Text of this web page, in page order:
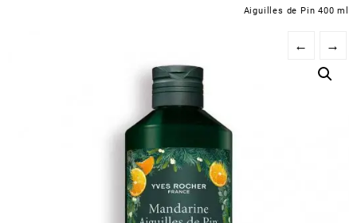
Aiguilles de Pin 400 ml
← →